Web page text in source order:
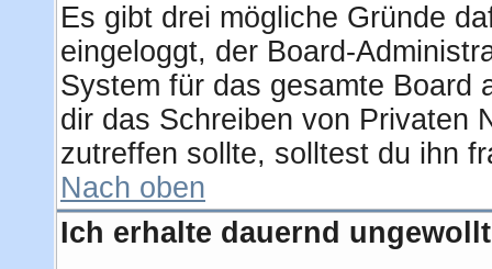
Es gibt drei mögliche Gründe
eingeloggt, der Board-
System für das gesamte Board
dir das Schreiben von Privaten
zutreffen sollte, solltest du ihn
Nach oben
Ich erhalte dauernd